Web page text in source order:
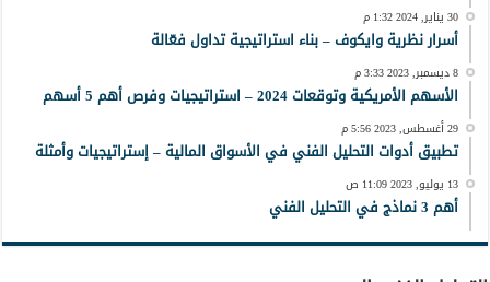
30 يناير, 2024 1:32 م
أسرار نظرية وايكوف – بناء استراتيجية تداول فعّالة
8 ديسمبر, 2023 3:33 م
الأسهم الأمريكية وتوقعات 2024 – استراتيجيات وفرص أهم 5 أسهم
29 أغسطس, 2023 5:56 م
تطبيق أدوات التحليل الفني في الأسواق المالية – إستراتيجيات وأمثلة
13 يوليو, 2023 11:09 ص
أهم 3 نماذج في التحليل الفني